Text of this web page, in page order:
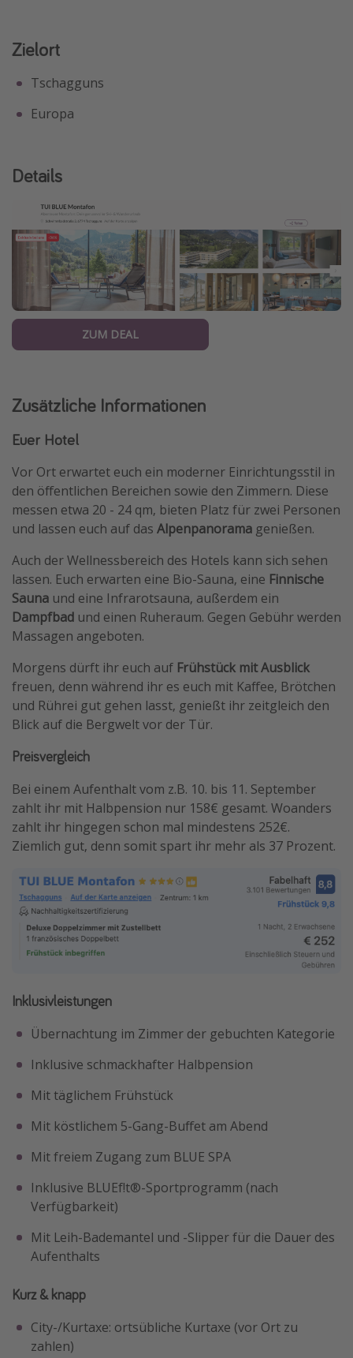
Last Minute Urlaub Deutschland
Zielort
Tschagguns
Europa
Details
ZUM DEAL
Zusätzliche Informationen
Euer Hotel
Vor Ort erwartet euch ein moderner Einrichtungsstil in
den öffentlichen Bereichen sowie den Zimmern. Diese
messen etwa 20 - 24 qm, bieten Platz für zwei Personen
und lassen euch auf das Alpenpanorama genießen.
Auch der Wellnessbereich des Hotels kann sich sehen
lassen. Euch erwarten eine Bio-Sauna, eine Finnische
Sauna und eine Infrarotsauna, außerdem ein
Dampfbad und einen Ruheraum. Gegen Gebühr werden
Massagen angeboten.
Morgens dürft ihr euch auf Frühstück mit Ausblick
freuen, denn während ihr es euch mit Kaffee, Brötchen
und Rührei gut gehen lasst, genießt ihr zeitgleich den
Blick auf die Bergwelt vor der Tür.
Preisvergleich
Bei einem Aufenthalt vom z.B. 10. bis 11. September
zahlt ihr mit Halbpension nur 158€ gesamt. Woanders
zahlt ihr hingegen schon mal mindestens 252€.
Ziemlich gut, denn somit spart ihr mehr als 37 Prozent.
Inklusivleistungen
Übernachtung im Zimmer der gebuchten Kategorie
Inklusive schmackhafter Halbpension
Mit täglichem Frühstück
Mit köstlichem 5-Gang-Buffet am Abend
Mit freiem Zugang zum BLUE SPA
Inklusive BLUEf!t®-Sportprogramm (nach
Verfügbarkeit)
Mit Leih-Bademantel und -Slipper für die Dauer des
Aufenthalts
Kurz & knapp
City-/Kurtaxe: ortsübliche Kurtaxe (vor Ort zu
zahlen)